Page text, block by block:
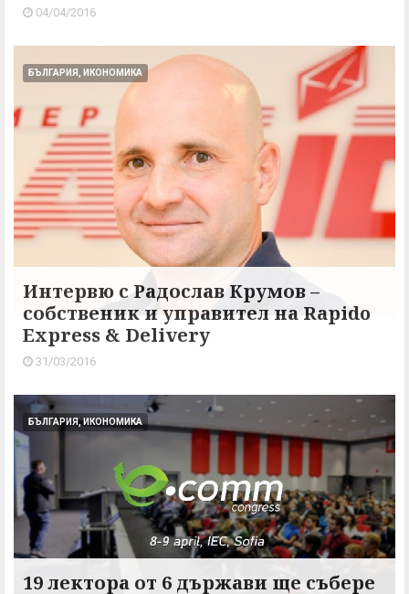
04/04/2016
БЪЛГАРИЯ, ИКОНОМИКА
Интервю с Радослав Крумов –
собственик и управител на Rapido
Express & Delivery
31/03/2016
БЪЛГАРИЯ, ИКОНОМИКА
19 лектора от 6 държави ще събере